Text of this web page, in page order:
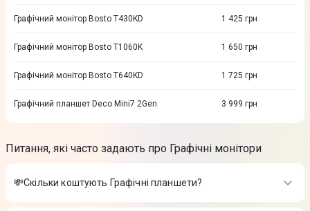
Графічний монітор Bosto T430KD 1 425 грн
Графічний монітор Bosto T1060K 1 650 грн
Графічний монітор Bosto T640KD 1 725 грн
Графічний планшет Deco Mini7 2Gen 3 999 грн
Питання, які часто задають про Графічні монітори
💸Скільки коштують Графічні планшети?
Вартість товарів в категорії Графічні планшети в інтернет-